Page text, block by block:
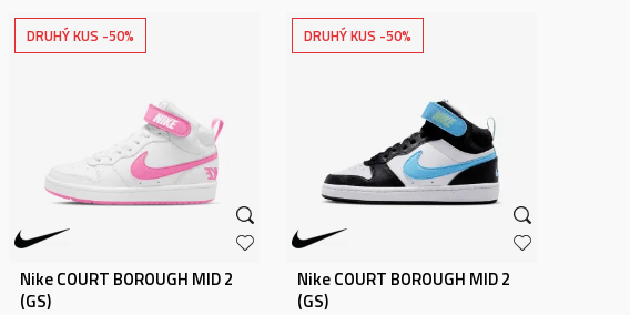
DRUHÝ KUS -50%
Nike COURT BOROUGH MID 2
(GS)
DRUHÝ KUS -50%
Nike COURT BOROUGH MID 2
(GS)